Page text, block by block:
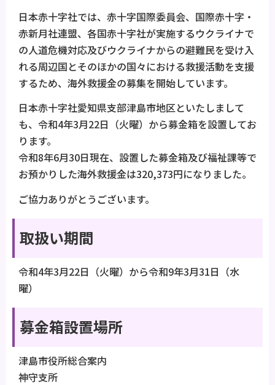
日本赤十字社では、赤十字国際委員会、国際赤十字・
赤新月社連盟、各国赤十字社が実施するウクライナで
の人道危機対応及びウクライナからの避難民を受け入
れる周辺国とそのほかの国々における救援活動を支援
するため、海外救援金の募集を開始しています。
日本赤十字社愛知県支部津島市地区といたしまして
も、令和4年3月22日（火曜）から募金箱を設置してお
ります。
令和8年6月30日現在、設置した募金箱及び福祉課等で
お預かりした海外救援金は320,373円になりました。
ご協力ありがとうございます。
取扱い期間
令和4年3月22日（火曜）から令和9年3月31日（水
曜）
募金箱設置場所
津島市役所総合案内
神守支所